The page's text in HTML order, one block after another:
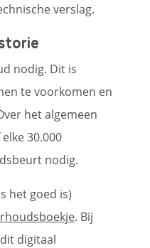
verslag.
nodig. Dit is
te voorkomen en
het algemeen
30.000
nodig.
het goed is)
. Bij
digitaal